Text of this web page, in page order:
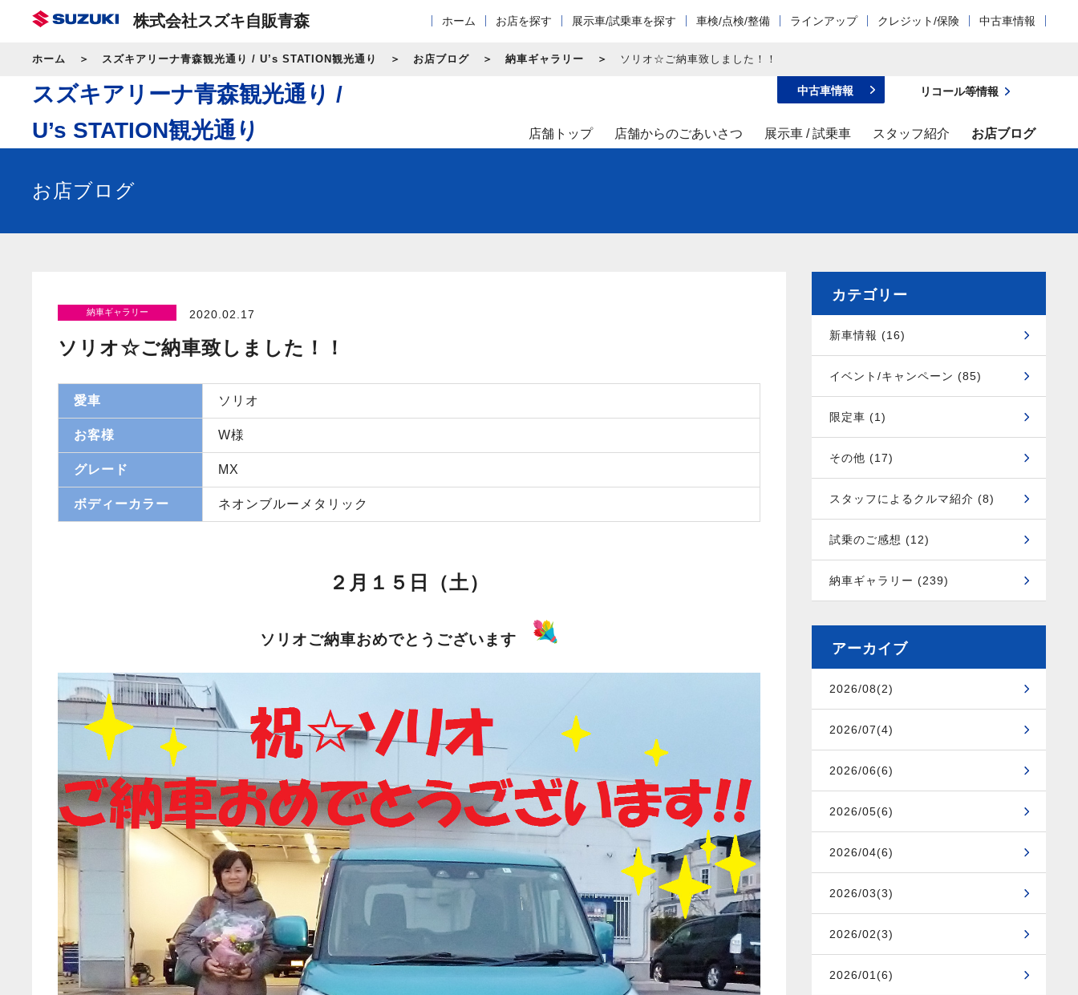
株式会社スズキ自販青森 ホーム お店を探す 展示車/試乗車を探す 車検/点検/整備 ラインアップ クレジット/保険 中古車情報
ホーム スズキアリーナ青森観光通り / U’s STATION観光通り お店ブログ 納車ギャラリー ソリオ☆ご納車致しました！！
スズキアリーナ青森観光通り /
U’s STATION観光通り
店舗トップ 店舗からのごあいさつ 展示車 / 試乗車 スタッフ紹介 お店ブログ
中古車情報 リコール等情報
お店ブログ
納車ギャラリー 2020.02.17
ソリオ☆ご納車致しました！！
愛車 ソリオ
お客様 W様
グレード MX
ボディーカラー ネオンブルーメタリック
２月１５日（土）
ソリオご納車おめでとうございます
カテゴリー
新車情報 (16)
イベント/キャンペーン (85)
限定車 (1)
その他 (17)
スタッフによるクルマ紹介 (8)
試乗のご感想 (12)
納車ギャラリー (239)
アーカイブ
2026/08(2)
2026/07(4)
2026/06(6)
2026/05(6)
2026/04(6)
2026/03(3)
2026/02(3)
2026/01(6)